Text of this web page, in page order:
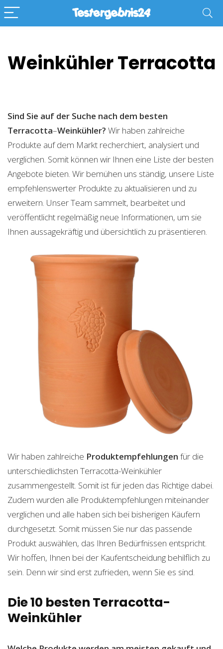
Weinkühler Terracotta
Sind Sie auf der Suche nach dem besten
Terracotta–Weinkühler? Wir haben zahlreiche
Produkte auf dem Markt recherchiert, analysiert und
verglichen. Somit können wir Ihnen eine Liste der besten
Angebote bieten. Wir bemühen uns ständig, unsere Liste
empfehlenswerter Produkte zu aktualisieren und zu
erweitern. Unser Team sammelt, bearbeitet und
veröffentlicht regelmäßig neue Informationen, um sie
Ihnen aussagekräftig und übersichtlich zu präsentieren.
Wir haben zahlreiche Produktempfehlungen für die
unterschiedlichsten Terracotta-Weinkühler
zusammengestellt. Somit ist für jeden das Richtige dabei.
Zudem wurden alle Produktempfehlungen miteinander
verglichen und alle haben sich bei bisherigen Käufern
durchgesetzt. Somit müssen Sie nur das passende
Produkt auswählen, das Ihren Bedürfnissen entspricht.
Wir hoffen, Ihnen bei der Kaufentscheidung behilflich zu
sein. Denn wir sind erst zufrieden, wenn Sie es sind.
Die 10 besten Terracotta-
Weinkühler